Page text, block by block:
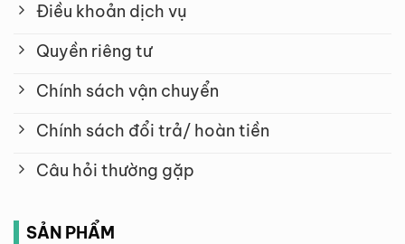
Điều khoản dịch vụ
Quyền riêng tư
Chính sách vận chuyển
Chính sách đổi trả/ hoàn tiền
Câu hỏi thường gặp
SẢN PHẨM